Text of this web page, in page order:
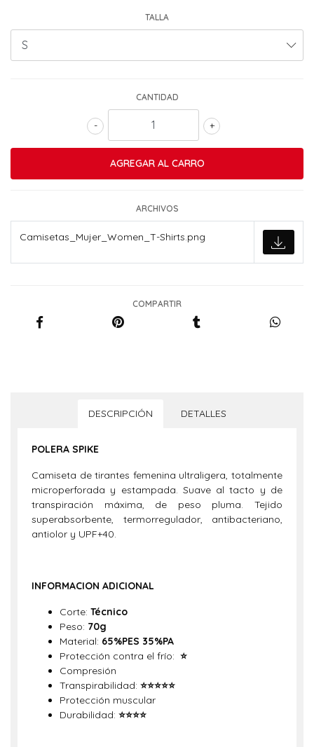
TALLA
CANTIDAD
+
-
ARCHIVOS
Camisetas_Mujer_Women_T-Shirts.png
COMPARTIR
DESCRIPCIÓN DETALLES
POLERA SPIKE
Camiseta de tirantes femenina ultraligera, totalmente
microperforada y estampada. Suave al tacto y de
transpiración máxima, de peso pluma. Tejido
superabsorbente, termorregulador, antibacteriano,
antiolor y UPF+40.
INFORMACION ADICIONAL
Corte: Técnico
Peso: 70g
Material: 65%PES 35%PA
Protección contra el frío: ⭐
Compresión
Transpirabilidad: ⭐⭐⭐⭐⭐
Protección muscular
Durabilidad: ⭐⭐⭐⭐